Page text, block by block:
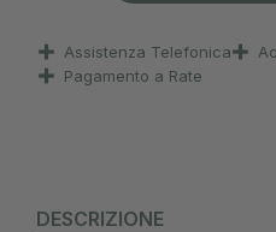
Assistenza Telefonica
Pagamento a Rate
DESCRIZIONE